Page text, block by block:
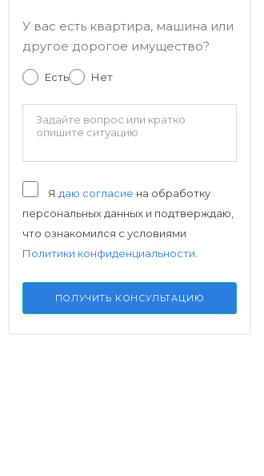
У вас есть квартира, машина или
другое дорогое имущество?
Есть Нет
Я даю согласие на обработку
персональных данных и подтверждаю,
что ознакомился с условиями
Политики конфиденциальности
ПОЛУЧИТЬ КОНСУЛЬТАЦИЮ